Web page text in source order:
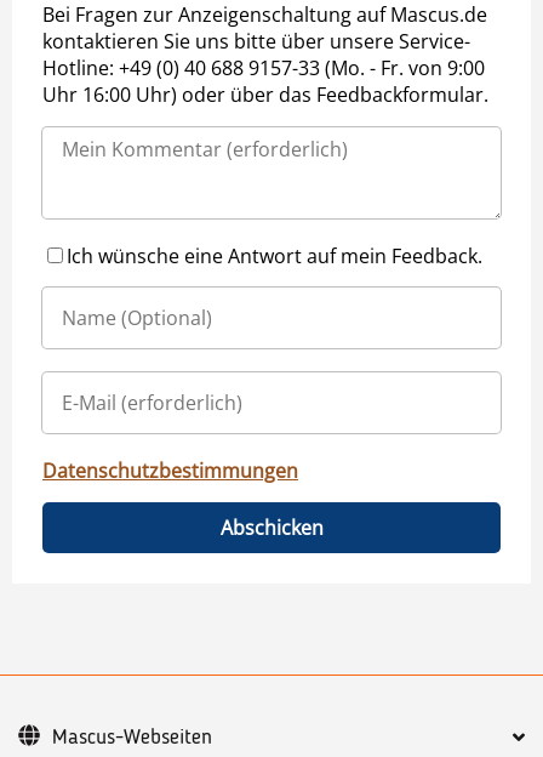
Bei Fragen zur Anzeigenschaltung auf Mascus.de
kontaktieren Sie uns bitte über unsere Service-
Hotline: +49 (0) 40 688 9157-33 (Mo. - Fr. von 9:00
Uhr 16:00 Uhr) oder über das Feedbackformular.
Ich wünsche eine Antwort auf mein Feedback.
Datenschutzbestimmungen
Abschicken
Mascus-Webseiten